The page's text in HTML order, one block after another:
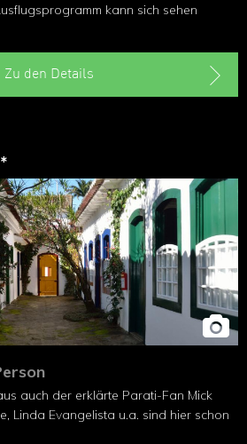
kann sich sehen
Zu den Details
auch der erklärte Parati-Fan Mick
Linda Evangelista u.a. sind hier schon